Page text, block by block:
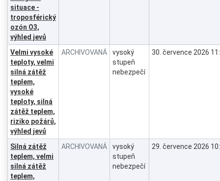
situace -
troposférický
ozón O3,
výhled jevů
Velmi vysoké
teploty, velmi
silná zátěž
teplem,
vysoké
teploty, silná
zátěž teplem,
riziko požárů,
výhled jevů
ARCHIVOVANÁ
vysoký
stupeň
nebezpečí
30. července 2026
Silná zátěž
teplem, velmi
silná zátěž
teplem,
ARCHIVOVANÁ
vysoký
stupeň
nebezpečí
29. července 2026